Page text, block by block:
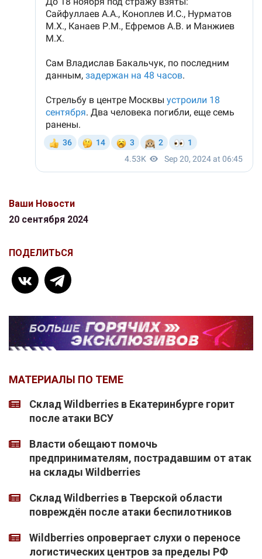
Ваши Новости
20 сентября 2024
ПОДЕЛИТЬСЯ
МАТЕРИАЛЫ ПО ТЕМЕ
Склад Wildberries в Екатеринбурге горит
после атаки ВСУ
Власти обещают помочь
предпринимателям, пострадавшим от атак
на склады Wildberries
Склад Wildberries в Тверской области
повреждён после атаки беспилотников
Wildberries опровергает слухи о переносе
логистических центров за пределы РФ